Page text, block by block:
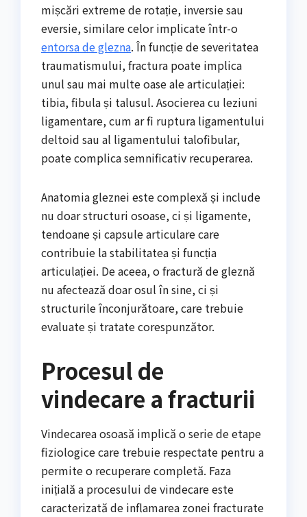
mișcări extreme de rotație, inversie sau
eversie, similare celor implicate într-o
entorsa de glezna. În funcție de severitatea
traumatismului, fractura poate implica
unul sau mai multe oase ale articulației:
tibia, fibula și talusul. Asocierea cu leziuni
ligamentare, cum ar fi ruptura ligamentului
deltoid sau al ligamentului talofibular,
poate complica semnificativ recuperarea.
Anatomia gleznei este complexă și include
nu doar structuri osoase, ci și ligamente,
tendoane și capsule articulare care
contribuie la stabilitatea și funcția
articulației. De aceea, o fractură de gleznă
nu afectează doar osul în sine, ci și
structurile înconjurătoare, care trebuie
evaluate și tratate corespunzător.
Procesul de
vindecare a fracturii
Vindecarea osoasă implică o serie de etape
fiziologice care trebuie respectate pentru a
permite o recuperare completă. Faza
inițială a procesului de vindecare este
caracterizată de inflamarea zonei fracturate